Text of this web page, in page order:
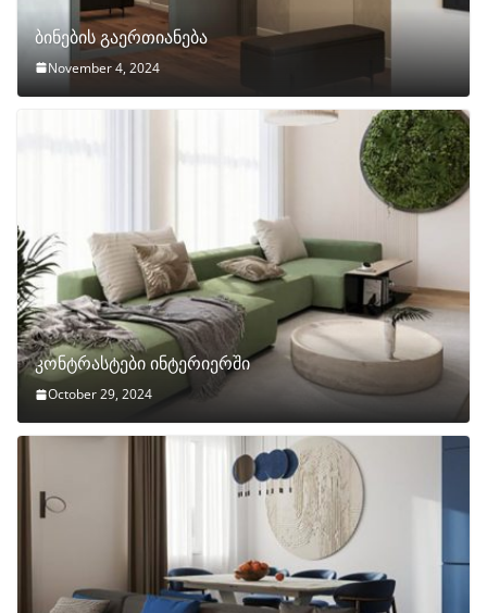
ბინების გაერთიანება
November 4, 2024
კონტრასტები ინტერიერში
October 29, 2024